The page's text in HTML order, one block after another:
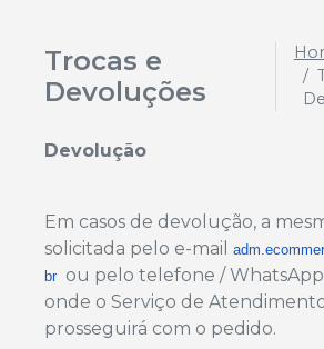
Trocas e
Devoluções
Devolução
Em casos de devolução, a
solicitada pelo e-mail
brou pelo telefone / WhatsApp
onde o Serviço de
prosseguirá com o pedido.